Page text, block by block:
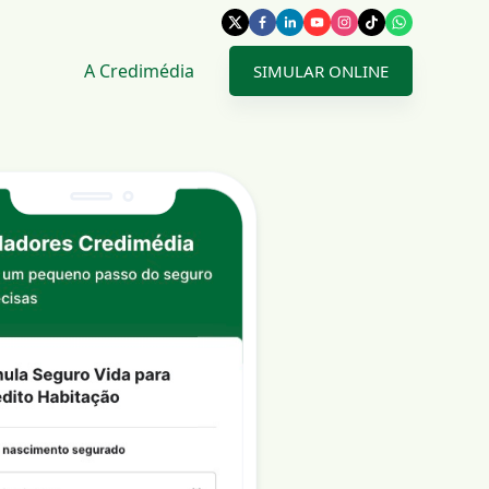
A Credimédia SIMULAR ONLINE